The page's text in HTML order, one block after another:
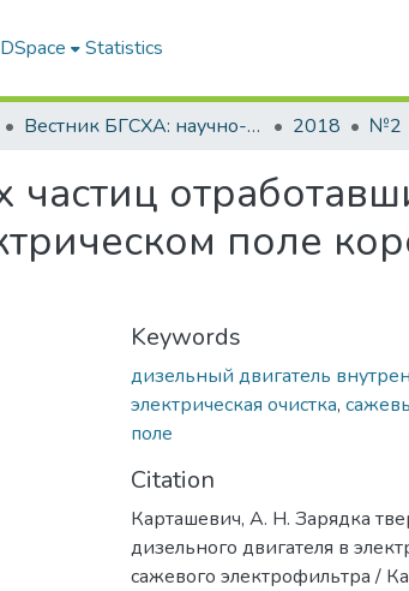
Statistics
Вестник БГСХА: научно-методический журнал Белорусской государственной сельскохозяйственной академии 2018 №2
поле
Keywords
дизельный двигатель
электрическая очистка,
поле
Citation
Карташевич, А. Н. Зарядка
дизельного двигателя в
сажевого электрофильтра /